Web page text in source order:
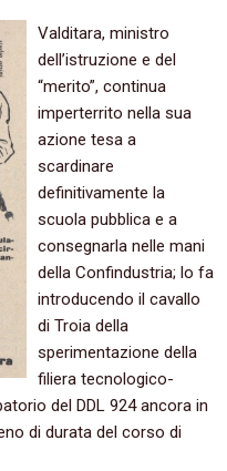
Valditara, ministro
dell’istruzione e del
“merito”, continua
imperterrito nella sua
azione tesa a
scardinare
definitivamente la
scuola pubblica e a
consegnarla nelle mani
della Confindustria; lo fa
introducendo il cavallo
di Troia della
sperimentazione della
filiera tecnologico-
del DDL 924 ancora in
di durata del corso di